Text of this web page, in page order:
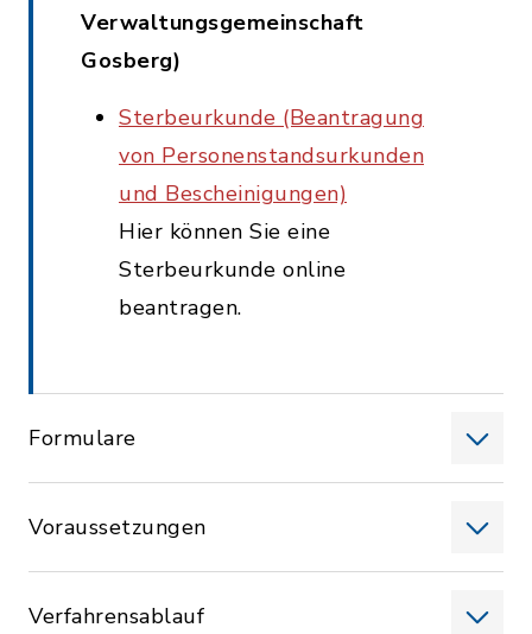
Verwaltungsgemeinschaft
Gosberg)
Sterbeurkunde (Beantragung
von Personenstandsurkunden
und Bescheinigungen)
Hier können Sie eine
Sterbeurkunde online
beantragen.
Formulare
Voraussetzungen
Verfahrensablauf